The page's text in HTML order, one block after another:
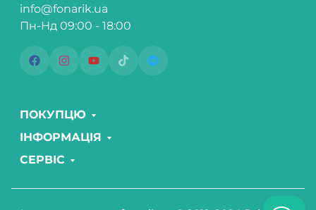
info@fonarik.ua
Пн-Нд 09:00 - 18:00
ПОКУПЦЮ
ІНФОРМАЦІЯ
СЕРВІС